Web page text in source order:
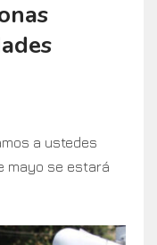
a ustedes
mayo se estará